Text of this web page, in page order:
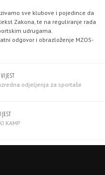
sve klubove i pojedince da
Zakona, te na reguliranje rada
udrugama.
odgovor i obrazloženje MZOS-
razredna odjeljenja za sportaše
KAMP